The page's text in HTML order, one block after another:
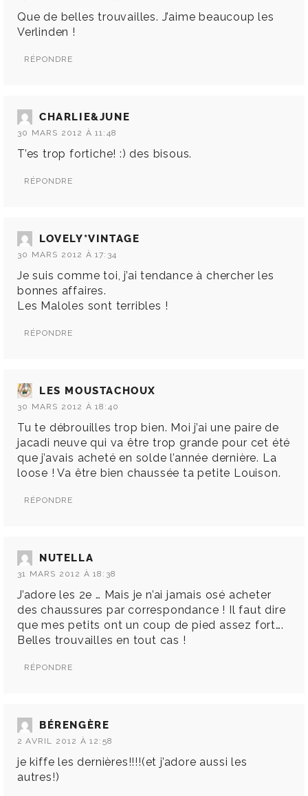
Que de belles trouvailles. J’aime beaucoup les
Verlinden !
RÉPONDRE
CHARLIE&JUNE
30 MARS 2012 À 11:48
T’es trop fortiche! :) des bisous.
RÉPONDRE
LOVELY*VINTAGE
30 MARS 2012 À 17:34
Je suis comme toi, j’ai tendance à chercher les
bonnes affaires.
Les Maloles sont terribles !
RÉPONDRE
LES MOUSTACHOUX
30 MARS 2012 À 18:40
Tu te débrouilles trop bien. Moi j’ai une paire de
jacadi neuve qui va être trop grande pour cet été
que j’avais acheté en solde l’année dernière. La
loose ! Va être bien chaussée ta petite Louison.
RÉPONDRE
NUTELLA
31 MARS 2012 À 18:38
J’adore les 2e … Mais je n’ai jamais osé acheter
des chaussures par correspondance ! Il faut dire
que mes petits ont un coup de pied assez fort….
Belles trouvailles en tout cas !
RÉPONDRE
BÉRENGÈRE
2 AVRIL 2012 À 12:58
je kiffe les dernières!!!!(et j’adore aussi les
autres!)